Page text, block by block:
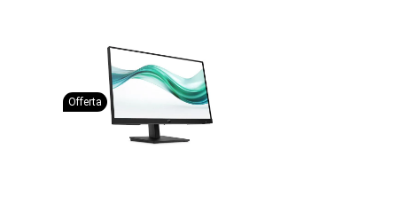
Offerta